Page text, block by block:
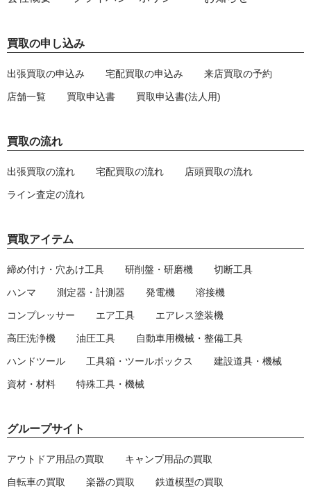
買取の申し込み
出張買取の申込み 宅配買取の申込み 来店買取の予約
店舗一覧 買取申込書 買取申込書(法人用)
買取の流れ
出張買取の流れ 宅配買取の流れ 店頭買取の流れ
ライン査定の流れ
買取アイテム
締め付け・穴あけ工具 研削盤・研磨機 切断工具
ハンマ 測定器・計測器 発電機 溶接機
コンプレッサー エア工具 エアレス塗装機
高圧洗浄機 油圧工具 自動車用機械・整備工具
ハンドツール 工具箱・ツールボックス 建設道具・機械
資材・材料 特殊工具・機械
グループサイト
アウトドア用品の買取 キャンプ用品の買取
自転車の買取 楽器の買取 鉄道模型の買取